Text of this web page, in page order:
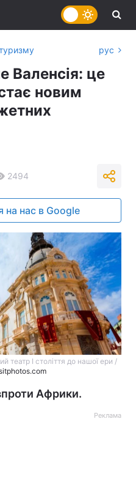
рус
Валенсія: це
новим
2494
на нас в Google
театр I століття до нашої ери /
Африки.
Реклама